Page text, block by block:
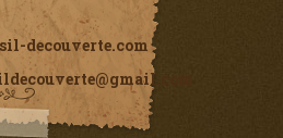
decouverte.com